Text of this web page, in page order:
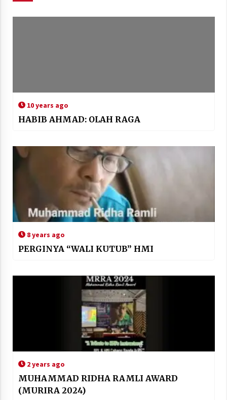
10 years ago
HABIB AHMAD: OLAH RAGA
8 years ago
PERGINYA “WALI KUTUB” HMI
2 years ago
MUHAMMAD RIDHA RAMLI AWARD
(MURIRA 2024)